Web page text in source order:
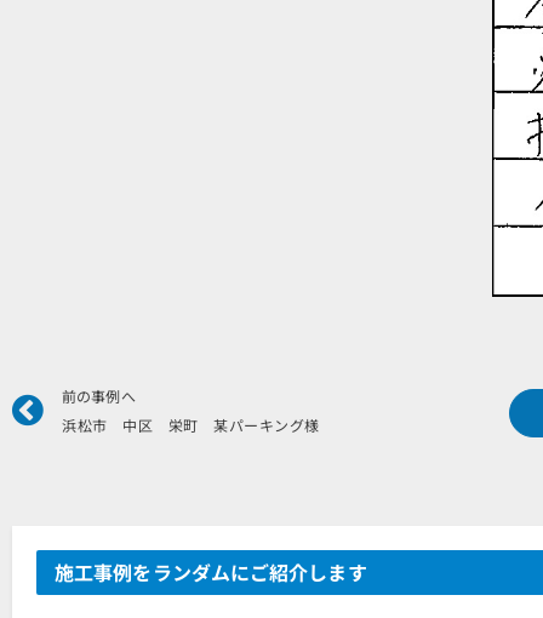
Prev
前の事例へ
浜松市 中区 栄町 某パーキング様
施工事例をランダムにご紹介します